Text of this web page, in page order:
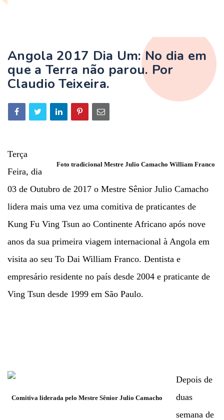
Angola 2017 Dia Um: No dia em
que a Terra não parou. Por
Claudio Teixeira.
Foto tradicional Mestre Julio Camacho William Franco
Terça
Feira, dia
03 de Outubro de 2017 o Mestre Sênior Julio Camacho
lidera mais uma vez uma comitiva de praticantes de
Kung Fu Ving Tsun ao Continente Africano após nove
anos da sua primeira viagem internacional à Angola em
visita ao seu To Dai William Franco. Dentista e
empresário residente no país desde 2004 e praticante de
Ving Tsun desde 1999 em São Paulo.
Comitiva liderada pelo Mestre Sênior Julio Camacho
Depois de
duas
semana de